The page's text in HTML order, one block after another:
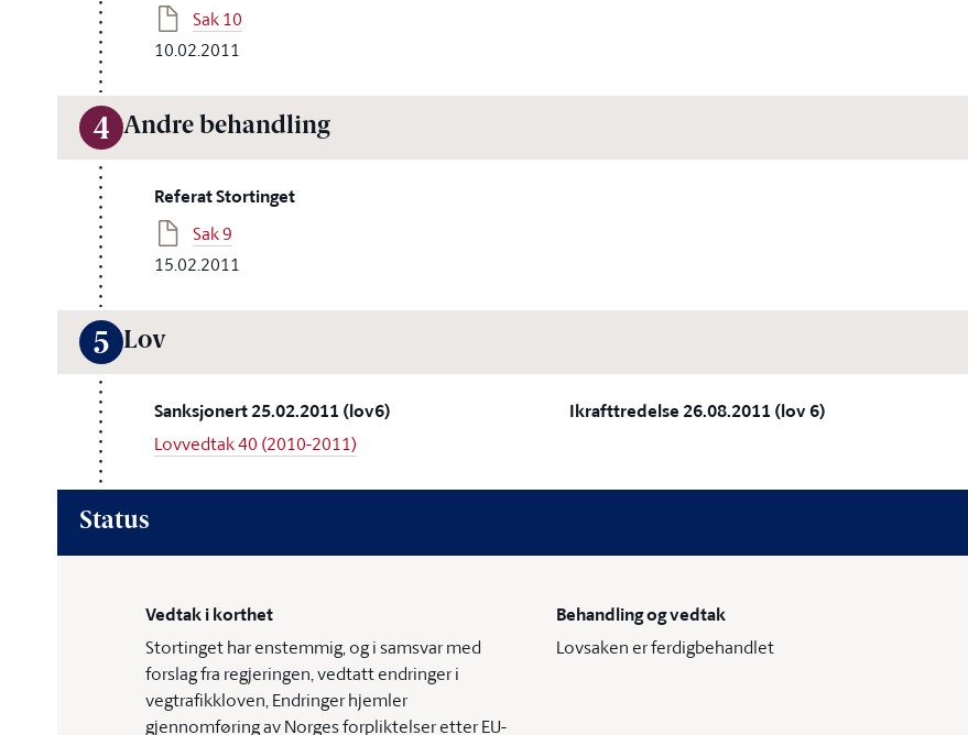
Sak 10
10.02.2011
4 Andre behandling
Referat Stortinget
Sak 9
15.02.2011
5 Lov
Sanksjonert 25.02.2011 (lov6)
Lovvedtak 40 (2010-2011)
Ikrafttredelse 26.08.2011 (lov 6)
Status
Vedtak i korthet
Stortinget har enstemmig, og i samsvar med
forslag fra regjeringen, vedtatt endringer i
vegtrafikkloven, Endringer hjemler
gjennomføring av Norges forpliktelser etter EU-
Behandling og vedtak
Lovsaken er ferdigbehandlet